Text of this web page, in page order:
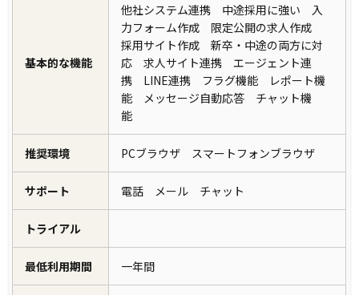
基本的な機能
他社システム連携 中途採用に強い 入
力フォーム作成 限定公開の求人作成
採用サイト作成 新卒・中途の両方に対
応 求人サイト連携 エージェント連
携 LINE連携 フラグ機能 レポート機
能 メッセージ自動応答 チャット機
能
推奨環境 PCブラウザ スマートフォンブラウザ
サポート 電話 メール チャット
トライアル
最低利用期間 一年間